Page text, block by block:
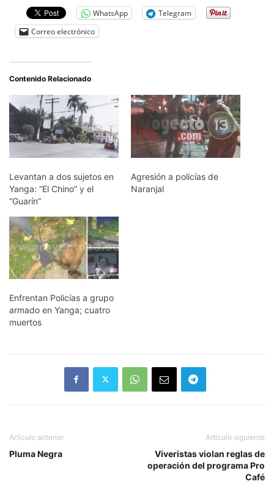
WhatsApp
Telegram
Correo electrónico
Contenido Relacionado
Levantan a dos sujetos en
Yanga: “El Chino” y el
“Guarín”
Agresión a policías de
Naranjal
Enfrentan Policías a grupo
armado en Yanga; cuatro
muertos
Artículo anterior
Pluma Negra
Artículo siguiente
Viveristas violan reglas de
operación del programa Pro
Café